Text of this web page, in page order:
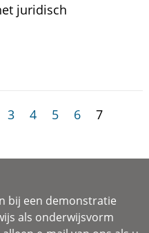
juridisch
3 4 5 6 7
bij een demonstratie
als onderwijsvorm